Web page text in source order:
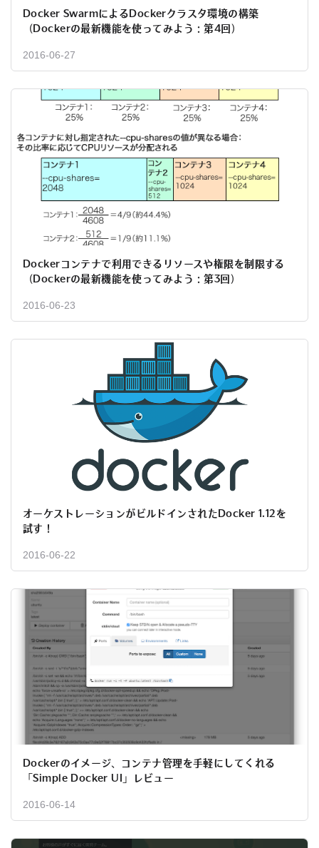
Docker SwarmによるDockerクラスタ環境の構築
（Dockerの最新機能を使ってみよう：第4回）
2016-06-27
Dockerコンテナで利用できるリソースや権限を制限する
（Dockerの最新機能を使ってみよう：第3回）
2016-06-23
オーケストレーションがビルドインされたDocker 1.12を
試す！
2016-06-22
Dockerのイメージ、コンテナ管理を手軽にしてくれる
「Simple Docker UI」レビュー
2016-06-14